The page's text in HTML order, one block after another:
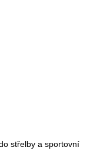
střelby a sportovní